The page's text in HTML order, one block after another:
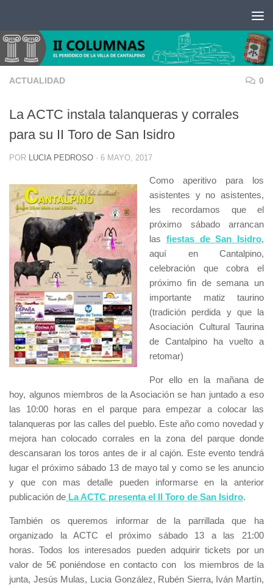
ACTUALIDAD 0
La ACTC instala talanqueras y corrales
para su II Toro de San Isidro
POR LUCIA PEDROSO · 6 MAYO, 2017
Como aperitivo para los
asistentes y no asistentes,
les recordamos que el
próximo sábado arrancan
las fiestas de San Isidro,
aquí en Cantalpino,
celebración que cobra el
próximo fin de semana un
importante matiz taurino
(tradición perdida y que la
Asociación Cultural Taurina
de Cantalpino ha vuelto a
retomar)
Por ello en la mañana de
hoy, algunos miembros de la Asociación se han juntado a eso
las 10:00 horas en el parque para empezar a colocar las
talanqueras por las calles del pueblo. Este año como novedad y
mejora han colocado corrales en la zona del parque donde
descansaran los toros antes de ir al cajón. Este evento tendrá
lugar el próximo sábado 13 de mayo tal y como se les anuncio
y que con mas detalle pueden informarse en la anterior
publicación de La ACTC presenta el II Toro de San Isidro.
También os queremos informar de la parrillada que ha
organizado la ACTC el próximo sábado 13 a las 21:00
horas. Todos los interesados pueden adquirir tickets por un
valor de 5€ poniéndose en contacto con los miembros de la
junta, Jesús Mulas, Lucia González, Rubén Sierra, Iván Martín,